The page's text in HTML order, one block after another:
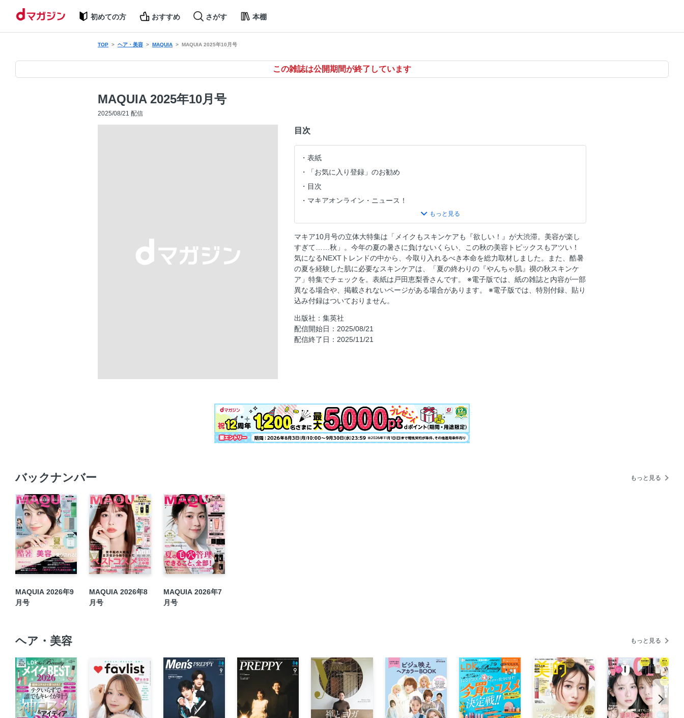
初めての方 おすすめ さがす 本棚
TOP ヘア・美容 MAQUIA MAQUIA 2025年10月号
この雑誌は公開期間が終了しています
MAQUIA 2025年10月号
2025/08/21 配信
目次
表紙
「お気に入り登録」のお勧め
目次
マキアオンライン・ニュース！
ＣＯＶＥＲ ＬＯＯＫ／戸田恵梨香
連載「ムーン・リーの運を呼び寄せる香り」
立体大特集 メイクもスキンケアも「欲しい！」が大渋滞 美容が楽しすぎて……
秋。
2大愛されカラーをアップデート 白石 聖が纏う秋オレンジ＆秋ピンク
ルイ・ヴィトンと美の旅へ。
リップ選びが楽しい季節がやってきた！ 鈴木えみ、百田夏菜子、与田祐希、本田
ンデ＆ベースカタログ
常に新しく輝いて 戸田恵梨香 Brand New！
やっちまった！をなかったことに 夏の終わりの「やんちゃ肌」禊の秋スキンケア
女児コスメ
美容界を賑わすトレンドを全力取材 気になる美ネタ ヒットパレード2025AW／争奪
戦必至のコフレ＆ホリデー限定コスメ
美容界を賑わすトレンドを全力取材 気になる美ネタ ヒットパレード2025AW／次く
る美容成分はコレだ！
マキア10月号の立体大特集は「メイクもスキンケアも『欲しい！』が大渋滞。美容が楽し
すぎて……秋」。今年の夏の暑さに負けないくらい、この秋の美容トピックスもアツい！
気になるNEXTトレンドの中から、今取り入れるべき本命を総力取材しました。また、酷暑
の夏を経験した肌に必要なスキンケアは、「夏の終わりの『やんちゃ肌』禊の秋スキンケ
ア」特集でチェックを。表紙は戸田恵梨香さんです。 ※電子版では、紙の雑誌と内容が一部
異なる場合や、掲載されないページがある場合があります。 ※電子版では、特別付録、貼り
込み付録はついておりません。
出版社：集英社
配信開始日：2025/08/21
配信終了日：2025/11/21
バックナンバー もっと見る
MAQUIA 2026年9
月号
MAQUIA 2026年8
月号
MAQUIA 2026年7
月号
ヘア・美容 もっと見る